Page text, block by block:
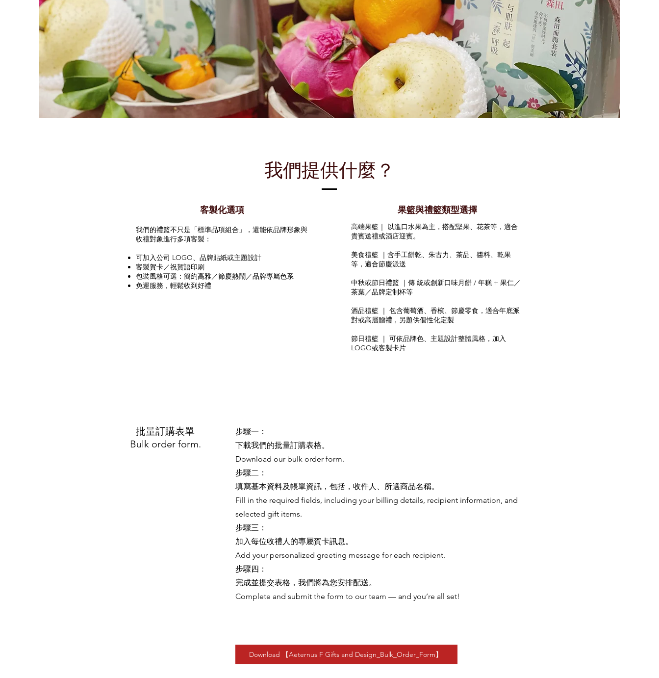
我們提供什麼？
客製化選項
我們的禮籃不只是「標準品項組合」，還能依品牌形象與
收禮對象進行多項客製：
可加入公司 LOGO、品牌貼紙或主題設計
客製賀卡／祝賀語印刷
包裝風格可選：簡約高雅／節慶熱鬧／品牌專屬色系
​免運服務，輕鬆收到好禮
果籃與禮籃類型選擇
高端果籃｜ 以進口水果為主，搭配堅果、花茶等，適合
貴賓送禮或酒店迎賓。
美食禮籃 ｜含手工餅乾、朱古力、茶品、醬料、乾果
等，適合節慶派送
中秋或節日禮籃 ｜傳 統或創新口味月餅 / 年糕 + 果仁／
茶葉／品牌定制杯等
酒品禮籃 ｜ 包含葡萄酒、香檳、節慶零食，適合年底派
對或高層贈禮，另題供個性化定製
節日禮籃 ｜ 可依品牌色、主題設計整體風格，加入
LOGO或客製卡片
​批量訂購表單
Bulk order form.
步驟一：
下載我們的批量訂購表格。
Download our bulk order form.
步驟二：
填寫基本資料及帳單資訊，包括，收件人、所選商品名稱。
Fill in the required fields, including your billing details, recipient information, and
selected gift items.
步驟三：
加入每位收禮人的專屬賀卡訊息。
Add your personalized greeting message for each recipient.
步驟四：
完成並提交表格，我們將為您安排配送。
Complete and submit the form to our team — and you’re all set!
Download 【Aeternus F Gifts and Design_Bulk_Order_Form】